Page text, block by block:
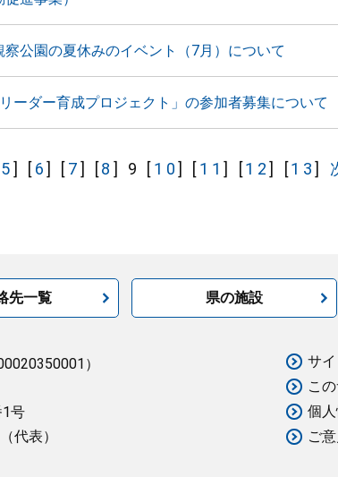
公園の夏休みのイベント（7月）について
ーダー育成プロジェクト」の参加者募集について
5] [ 6] [ 7] [8 ] 9 [ 10] [ 11] [12] [13]
先一覧 県の施設
）
号
代表）
サ
こ
個
ご